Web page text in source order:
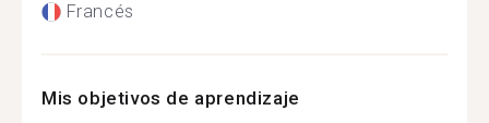
Francés
Mis objetivos de aprendizaje